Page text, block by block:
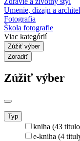
Umenie, dizajn a
Fotografia
Škola fotografie
Viac kategórií
Zúžiť výber
Zoradiť
Zúžiť výber
Typ
kniha (43
e-kniha (4